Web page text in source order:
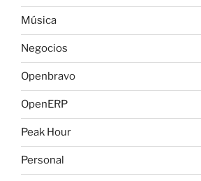
Música
Negocios
Openbravo
OpenERP
Peak Hour
Personal